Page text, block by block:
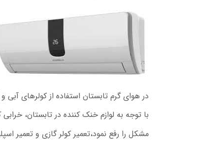
در هوای گرم تابستان استفاده از کولرهای
با توجه به لوازم خنک کننده در تابستان،
مشکل را رفع نمود،تعمیر کولر گازی و